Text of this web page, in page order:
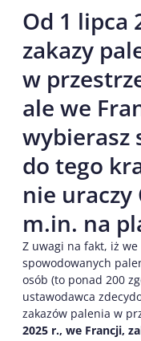
Od 1 lipca
zakazy
w
ale we
wybierasz
do tego
nie uraczy
m.in. na
Z uwagi na fakt, iż
spowodowanych
osób (to ponad 200
ustawodawca
zakazów palenia w
2025 r., we Francji,